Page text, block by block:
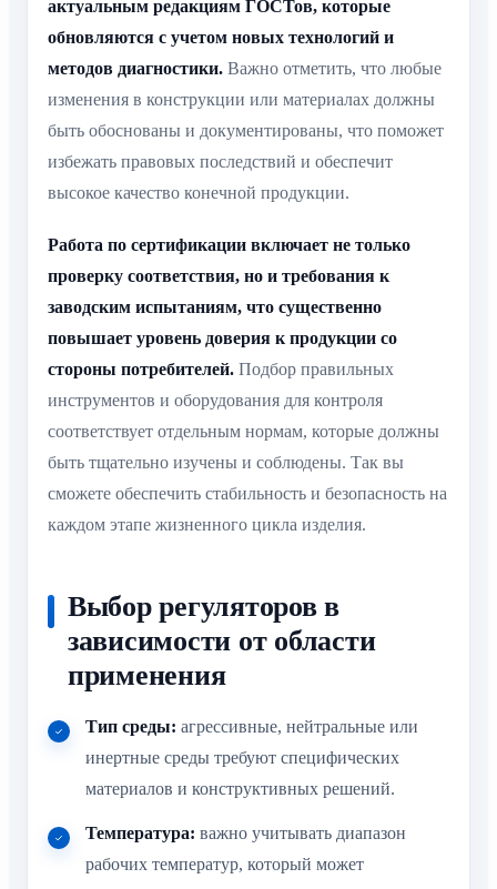
актуальным редакциям ГОСТов, которые
обновляются с учетом новых технологий и
методов диагностики. Важно отметить, что любые
изменения в конструкции или материалах должны
быть обоснованы и документированы, что поможет
избежать правовых последствий и обеспечит
высокое качество конечной продукции.
Работа по сертификации включает не только
проверку соответствия, но и требования к
заводским испытаниям, что существенно
повышает уровень доверия к продукции со
стороны потребителей. Подбор правильных
инструментов и оборудования для контроля
соответствует отдельным нормам, которые должны
быть тщательно изучены и соблюдены. Так вы
сможете обеспечить стабильность и безопасность на
каждом этапе жизненного цикла изделия.
Выбор регуляторов в
зависимости от области
применения
Тип среды: агрессивные, нейтральные или
инертные среды требуют специфических
материалов и конструктивных решений.
Температура: важно учитывать диапазон
рабочих температур, который может